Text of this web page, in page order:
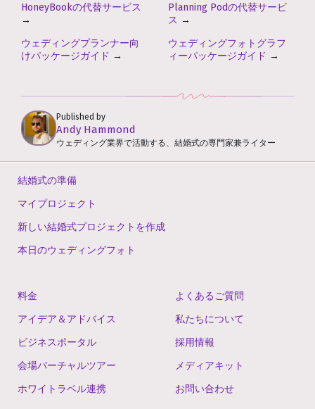
HoneyBookの代替サービス
→
Planning Podの代替サービ
ス →
ウェディングプランナー向
けパッケージガイド →
ウェディングフォトグラフ
ィーパッケージガイド →
Published by
Andy Hammond
ウェディング業界で活動する、結婚式の専門家兼ライター
結婚式の準備
マイプロジェクト
新しい結婚式プロジェクトを作成
本日のウェディングフォト
料金
アイデア＆アドバイス
ビジネスポータル
会場バーチャルツアー
ホワイトラベル連携
よくあるご質問
私たちについて
採用情報
メディアキット
お問い合わせ